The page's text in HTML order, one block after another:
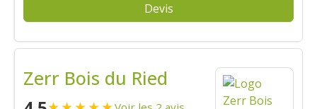
Devis
Zerr Bois du Ried